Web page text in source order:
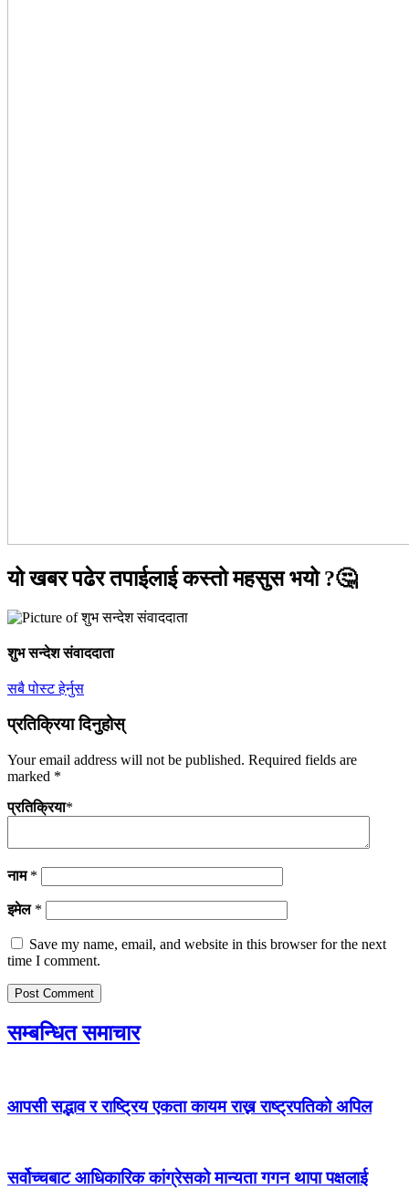
यो खबर पढेर तपाईलाई कस्तो महसुस भयो ?🤔
शुभ सन्देश संवाददाता
सबै पोस्ट हेर्नुस
प्रतिक्रिया दिनुहोस्
Your email address will not be published. Required fields are
marked *
प्रतिक्रिया*
नाम *
इमेल *
Save my name, email, and website in this browser for the next
time I comment.
सम्बन्धित समाचार
आपसी सद्भाव र राष्ट्रिय एकता कायम राख्न राष्ट्रपतिको अपिल
सर्वोच्चबाट आधिकारिक कांग्रेसको मान्यता गगन थापा पक्षलाई